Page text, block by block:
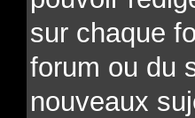
sur chaque
forum ou du
nouveaux